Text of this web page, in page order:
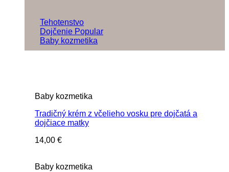
Tehotenstvo
Dojčenie
Baby kozmetika
Baby kozmetika
Tradičný krém z včelieho vosku pre dojčatá a
dojčiace matky
14,00 €
Baby kozmetika